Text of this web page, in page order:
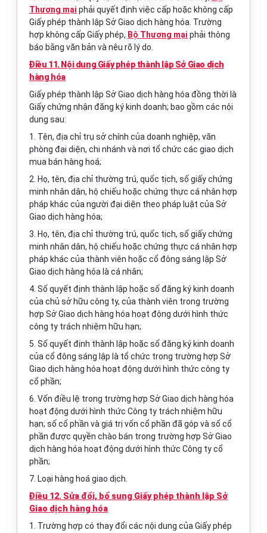
Thương mại phải quyết định việc cấp hoặc không cấp
Giấy phép thành lập Sở Giao dịch hàng hóa. Trường
hợp không cấp Giấy phép, Bộ Thương mại phải thông
báo bằng văn bản và nêu rõ lý do.
Điều 11. Nội dung Giấy phép thành lập Sở Giao dịch
hàng hóa
Giấy phép thành lập Sở Giao dịch hàng hóa đồng thời là
Giấy chứng nhận đăng ký kinh doanh; bao gồm các nội
dung sau:
1. Tên, địa chỉ trụ sở chính của doanh nghiệp, văn
phòng đại diện, chi nhánh và nơi tổ chức các giao dịch
mua bán hàng hoá;
2. Họ, tên, địa chỉ thường trú, quốc tịch, số giấy chứng
minh nhân dân, hộ chiếu hoặc chứng thực cá nhân hợp
pháp khác của người đại diện theo pháp luật của Sở
Giao dịch hàng hóa;
3. Họ, tên, địa chỉ thường trú, quốc tịch, số giấy chứng
minh nhân dân, hộ chiếu hoặc chứng thực cá nhân hợp
pháp khác của thành viên hoặc cổ đông sáng lập Sở
Giao dịch hàng hóa là cá nhân;
4. Số quyết định thành lập hoặc số đăng ký kinh doanh
của chủ sở hữu công ty, của thành viên trong trường
hợp Sở Giao dịch hàng hóa hoạt động dưới hình thức
công ty trách nhiệm hữu hạn;
5. Số quyết định thành lập hoặc số đăng ký kinh doanh
của cổ đông sáng lập là tổ chức trong trường hợp Sở
Giao dịch hàng hóa hoạt động dưới hình thức công ty
cổ phần;
6. Vốn điều lệ trong trường hợp Sở Giao dịch hàng hóa
hoạt động dưới hình thức Công ty trách nhiệm hữu
hạn; số cổ phần và giá trị vốn cổ phần đã góp và số cổ
phần được quyền chào bán trong trường hợp Sở Giao
dịch hàng hóa hoạt động dưới hình thức Công ty cổ
phần;
7. Loại hàng hoá giao dịch.
Điều 12. Sửa đổi, bổ sung Giấy phép thành lập Sở
Giao dịch hàng hóa
1. Trường hợp có thay đổi các nội dung của Giấy phép